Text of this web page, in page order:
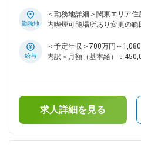
休 ■募集背景： 当社は「西松-Vision2030」で掲げる「あたり
まえに安心でき、活力がわく
ております。その実現には、
盤を強化していくことが不可
ネル・シールド・土地造成
な幅広い土木工事案件がござ
工事の業務経験がない方で
機や換気設備、濁水処理設
勤務地
＜勤務地詳細＞関東エリア
内喫煙可能場所あり変更の
給与
＜予定年収＞700万円～
内訳＞月額（基本給）：
／35歳：967万／40歳：
を選択の場合はモデル年収か
あくまでも目安の金額であ
求人詳細を見る